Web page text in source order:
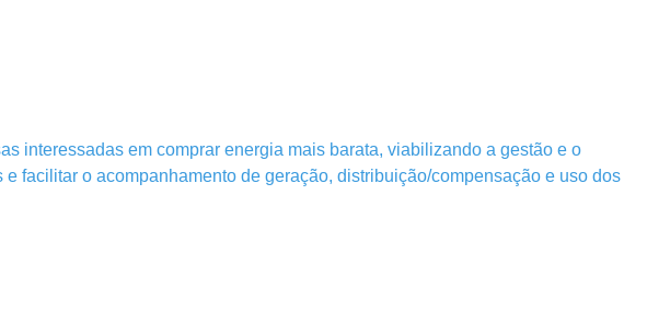
interessadas em comprar energia mais barata, viabilizando a gestão e o
facilitar o acompanhamento de geração, distribuição/compensação e uso dos